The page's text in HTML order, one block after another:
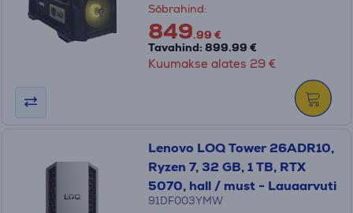
Sõbrahind:
849.99 €
Tavahind: 899.99 €
Kuumakse alates 29 €
Lenovo LOQ Tower 26ADR10,
Ryzen 7, 32 GB, 1 TB, RTX
5070, hall / must - Lauaarvuti
91DF003YMW